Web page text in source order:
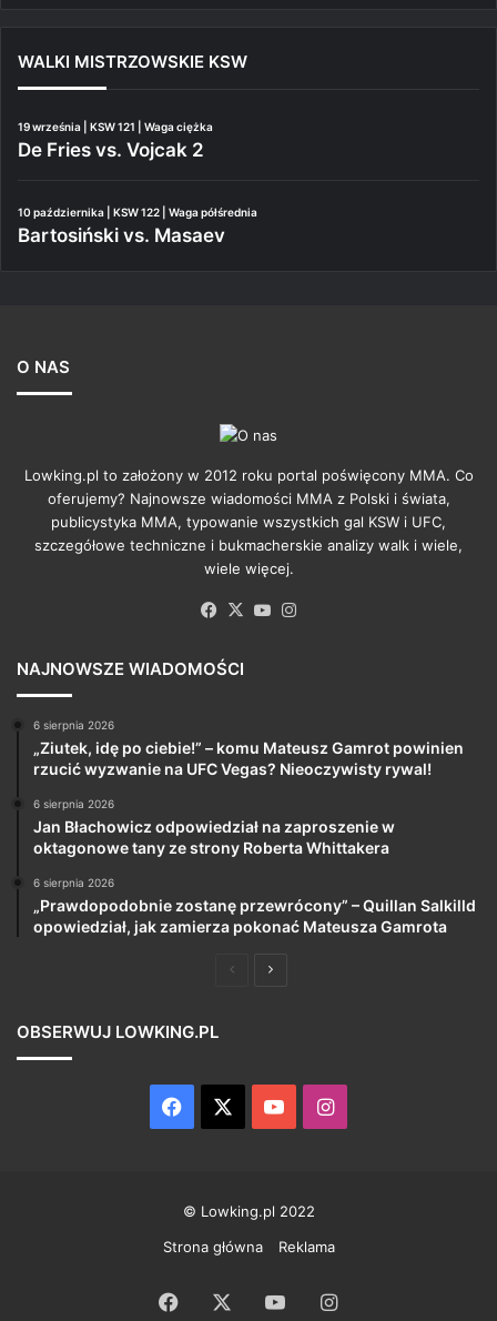
WALKI MISTRZOWSKIE KSW
19 września | KSW 121 | Waga ciężka
De Fries vs. Vojcak 2
10 października | KSW 122 | Waga półśrednia
Bartosiński vs. Masaev
O NAS
Lowking.pl to założony w 2012 roku portal poświęcony MMA. Co
oferujemy? Najnowsze wiadomości MMA z Polski i świata,
publicystyka MMA, typowanie wszystkich gal KSW i UFC,
szczegółowe techniczne i bukmacherskie analizy walk i wiele,
wiele więcej.
Facebook
X YouTube
NAJNOWSZE WIADOMOŚCI
6 sierpnia 2026
„Ziutek, idę po ciebie!” – komu Mateusz Gamrot powinien
rzucić wyzwanie na UFC Vegas? Nieoczywisty rywal!
6 sierpnia 2026
Jan Błachowicz odpowiedział na zaproszenie w
oktagonowe tany ze strony Roberta Whittakera
6 sierpnia 2026
„Prawdopodobnie zostanę przewrócony” – Quillan Salkilld
opowiedział, jak zamierza pokonać Mateusza Gamrota
PoprzedniaNastępna
OBSERWUJ LOWKING.PL
Facebook YouTubeInstagram
© Lowking.pl 2022
Strona główna
Reklama
Facebook YouTubeInstagram